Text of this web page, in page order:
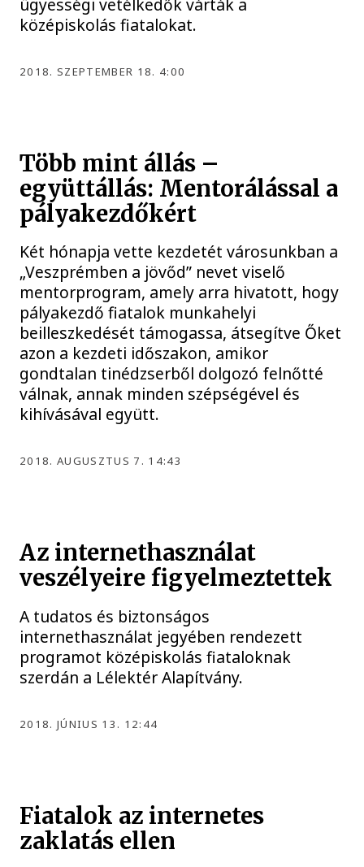
középiskolás fiatalokat.
2018. SZEPTEMBER 18. 4:00
Több mint állás –
együttállás: Mentorálással a
pályakezdőkért
Két hónapja vette kezdetét városunkban a
„Veszprémben a jövőd” nevet viselő
mentorprogram, amely arra hivatott, hogy
pályakezdő fiatalok munkahelyi
beilleszkedését támogassa, átsegítve Őket
azon a kezdeti időszakon, amikor
gondtalan tinédzserből dolgozó felnőtté
válnak, annak minden szépségével és
kihívásával együtt.
2018. AUGUSZTUS 7. 14:43
Az internethasználat
veszélyeire figyelmeztettek
A tudatos és biztonságos
internethasználat jegyében rendezett
programot középiskolás fiataloknak
szerdán a Lélektér Alapítvány.
2018. JÚNIUS 13. 12:44
Fiatalok az internetes
zaklatás ellen